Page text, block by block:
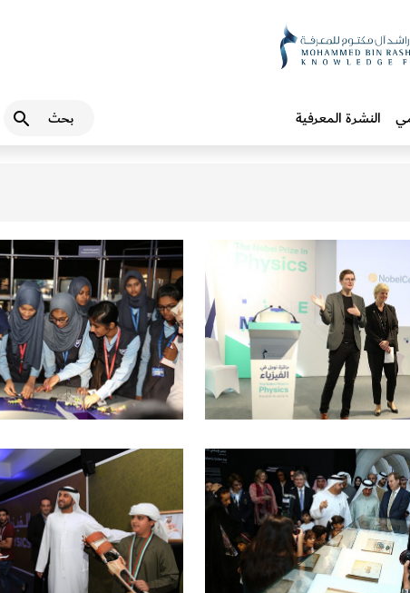
النشرة المعرفية